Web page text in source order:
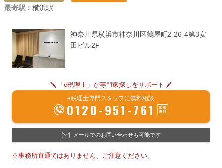
最寄駅： 横浜駅
神奈川県横浜市神奈川区鶴屋町2-26-4第3安
田ビル2F
「e税理士」が専門家探しをサポート
e税理士専門スタッフに無料相談
0120-951-761
メールでのお問い合わせも可能です
※事務所直通ではありません、ご注意ください。